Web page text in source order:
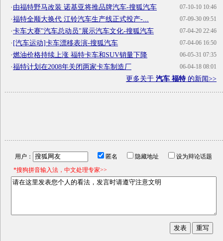
07-10-10 10:46
·由福特野马改装 诺基亚将推品牌汽车-搜狐汽车
07-09-30 09:51
·福特全顺大换代 江铃汽车生产线正式投产-...
07-04-20 22:46
·卡车大赛"汽车总动员"展示汽车文化-搜狐汽车
07-04-06 16:50
·[汽车运动]卡车漂移表演-搜狐汽车
06-05-31 07:35
·燃油价格持续上涨 福特卡车和SUV销量下降
06-04-18 08:01
·福特计划在2008年关闭两家卡车制造厂
更多关于 汽车 福特的新闻>>
用户： 匿名 隐藏地址
设为辩论话题
*搜狗拼音输入法，中文处理专家>>